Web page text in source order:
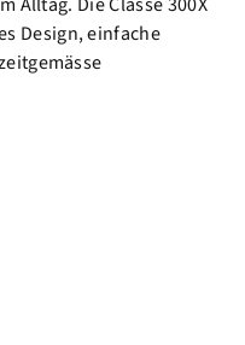
Design, einfache